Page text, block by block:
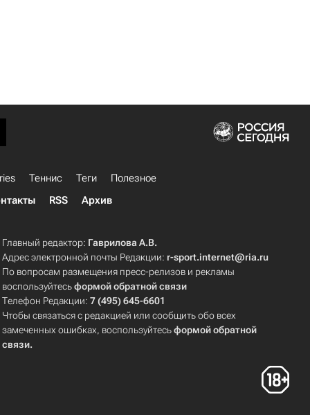
Теннис Теги
Полезное
RSS Архив
Главный редактор: Гаврилова А.В.
Адрес электронной почты Редакции: r-sport.internet@ria.ru
По вопросам размещения пресс-релизов и рекламы
воспользуйтесьформой обратной связи
Телефон Редакции:7 (495) 645-6601
Чтобы связаться с редакцией или сообщить обо всех
замеченных ошибках, воспользуйтесьформой обратной
связи.